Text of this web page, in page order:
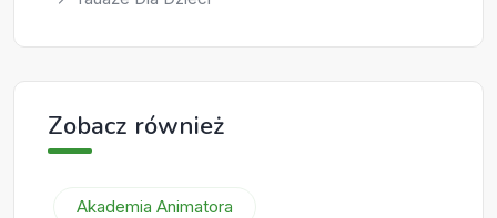
Zobacz również
Akademia Animatora